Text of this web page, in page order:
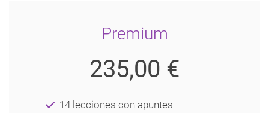
Premium
235,00 €
14 lecciones con apuntes